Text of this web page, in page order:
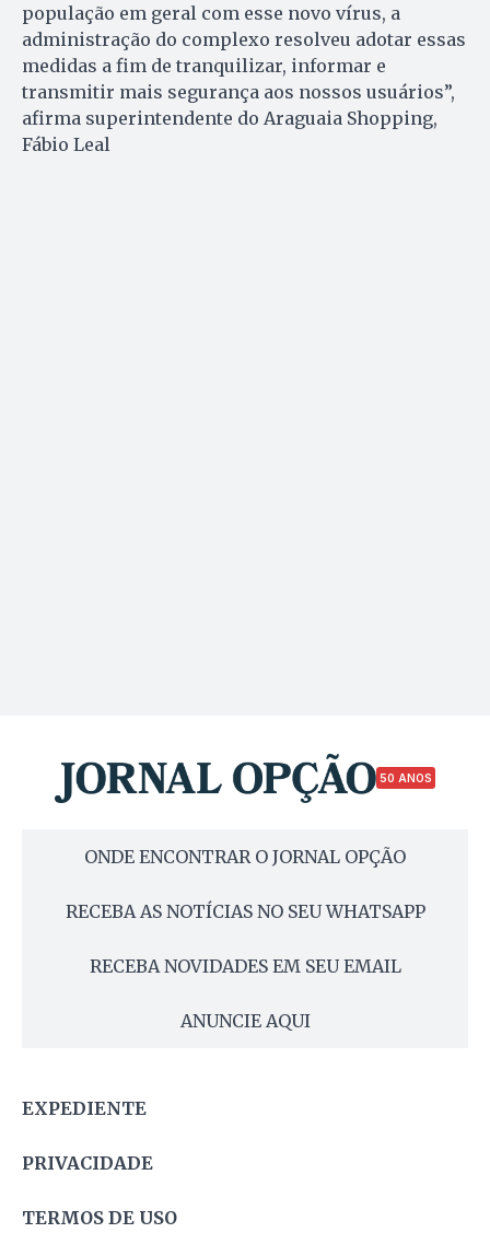
população em geral com esse novo vírus, a
administração do complexo resolveu adotar essas
medidas a fim de tranquilizar, informar e
transmitir mais segurança aos nossos usuários”,
afirma superintendente do Araguaia Shopping,
Fábio Leal
50 ANOS
ONDE ENCONTRAR O JORNAL OPÇÃO
RECEBA AS NOTÍCIAS NO SEU WHATSAPP
RECEBA NOVIDADES EM SEU EMAIL
ANUNCIE AQUI
EXPEDIENTE
PRIVACIDADE
TERMOS DE USO